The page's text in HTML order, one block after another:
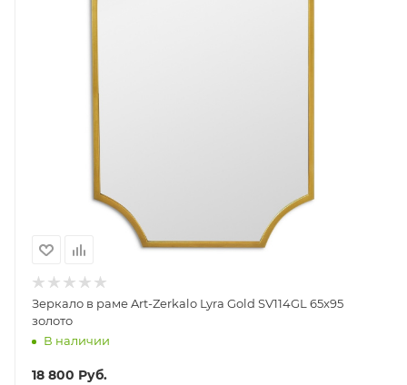
Зеркало в раме Art-Zerkalo Lyra Gold SV114GL 65x95
золото
В наличии
18 800 Руб.